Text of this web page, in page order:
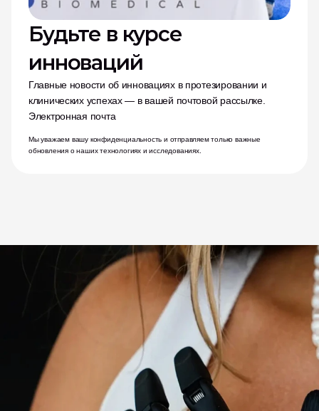
Будьте в курсе
инноваций
Главные новости об инновациях в протезировании и
клинических успехах — в вашей почтовой рассылке.
Электронная почта
Мы уважаем вашу конфиденциальность и отправляем только важные
обновления о наших технологиях и исследованиях.